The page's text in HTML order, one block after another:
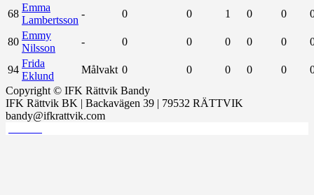
68
Emma
Lambertsson
- 0 0 1 0 0
80
Emmy
Nilsson
- 0 0 0 0 0
94
Frida
Eklund
Målvakt 0 0 0 0 0
Copyright © IFK Rättvik Bandy
IFK Rättvik BK | Backavägen 39 | 79532 RÄTTVIK
bandy@ifkrattvik.com